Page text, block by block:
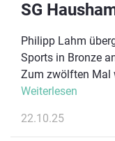
Philipp Lahm
Sports in Bronze
Zum zwölften Mal
Ehrenamtlichen
Weiterlesen
22.10.25